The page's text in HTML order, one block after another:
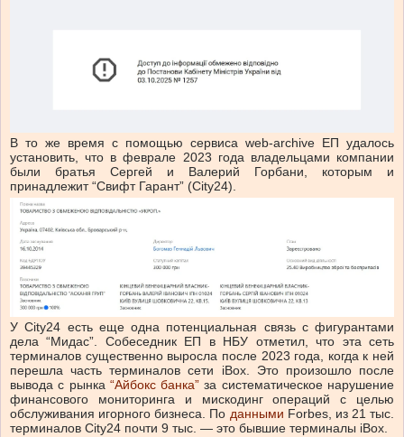
В то же время с помощью сервиса web-archive ЕП удалось
установить, что в феврале 2023 года владельцами компании
были братья Сергей и Валерий Горбани, которым и
принадлежит “Свифт Гарант” (City24).
У City24 есть еще одна потенциальная связь с фигурантами
дела “Мидас”. Собеседник ЕП в НБУ отметил, что эта сеть
терминалов существенно выросла после 2023 года, когда к ней
перешла часть терминалов сети iBox. Это произошло после
вывода с рынка “Айбокс банка” за систематическое нарушение
финансового мониторинга и мискодинг операций с целью
обслуживания игорного бизнеса. По данными Forbes, из 21 тыс.
терминалов City24 почти 9 тыс. — это бывшие терминалы iBox.